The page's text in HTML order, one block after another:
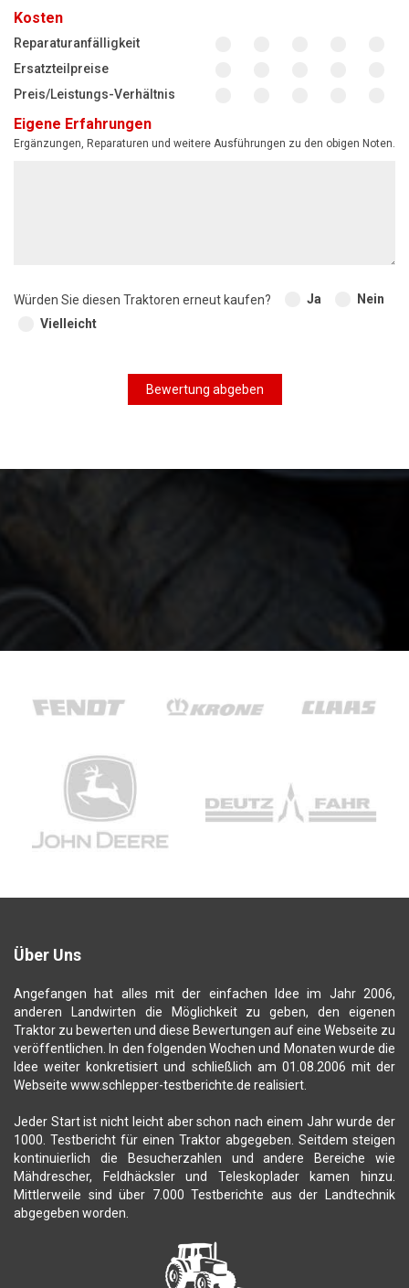
Kosten
Reparaturanfälligkeit
Ersatzteilpreise
Preis/Leistungs-Verhältnis
Eigene Erfahrungen
Ergänzungen, Reparaturen und weitere Ausführungen zu den obigen Noten.
Würden Sie diesen Traktoren erneut kaufen? Ja
Nein
Vielleicht
Bewertung abgeben
Über Uns
Angefangen hat alles mit der einfachen Idee im Jahr 2006,
anderen Landwirten die Möglichkeit zu geben, den eigenen
Traktor zu bewerten und diese Bewertungen auf eine Webseite zu
veröffentlichen. In den folgenden Wochen und Monaten wurde die
Idee weiter konkretisiert und schließlich am 01.08.2006 mit der
Webseite www.schlepper-testberichte.de realisiert.
Jeder Start ist nicht leicht aber schon nach einem Jahr wurde der
1000. Testbericht für einen Traktor abgegeben. Seitdem steigen
kontinuierlich die Besucherzahlen und andere Bereiche wie
Mähdrescher, Feldhäcksler und Teleskoplader kamen hinzu.
Mittlerweile sind über 7.000 Testberichte aus der Landtechnik
abgegeben worden.